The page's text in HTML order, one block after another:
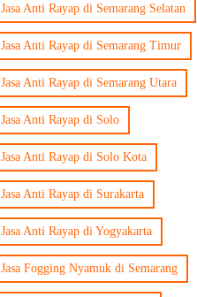
Jasa Anti Rayap di Semarang Selatan
Jasa Anti Rayap di Semarang Timur
Jasa Anti Rayap di Semarang Utara
Jasa Anti Rayap di Solo
Jasa Anti Rayap di Solo Kota
Jasa Anti Rayap di Surakarta
Jasa Anti Rayap di Yogyakarta
Jasa Fogging Nyamuk di Semarang